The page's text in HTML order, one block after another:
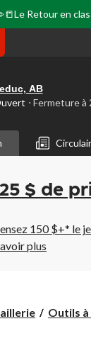
Retour en
AB
$ de
150 $+* le
plus
Outils à